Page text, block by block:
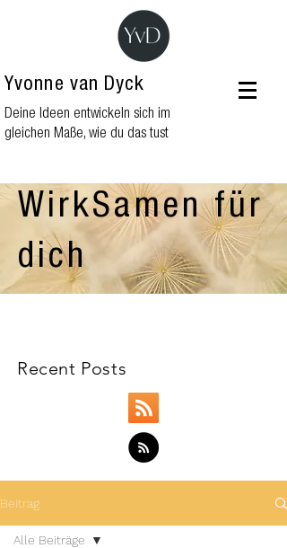
Yvonne van Dyck
Deine Ideen entwickeln sich im
gleichen Maße, wie du das tust
WirkSamen für
dich
Recent Posts
Beitrag
Alle Beiträge